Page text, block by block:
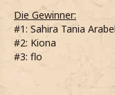
Die Gewinner:
#1: Sahira Tania
#2: Kiona
#3: flo